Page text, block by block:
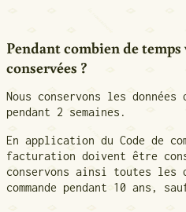
Pendant combien de
conservées ?
Nous conservons les
pendant 2 semaines.
En application du Code de
facturation doivent être
conservons ainsi toutes les
commande pendant 10 ans,